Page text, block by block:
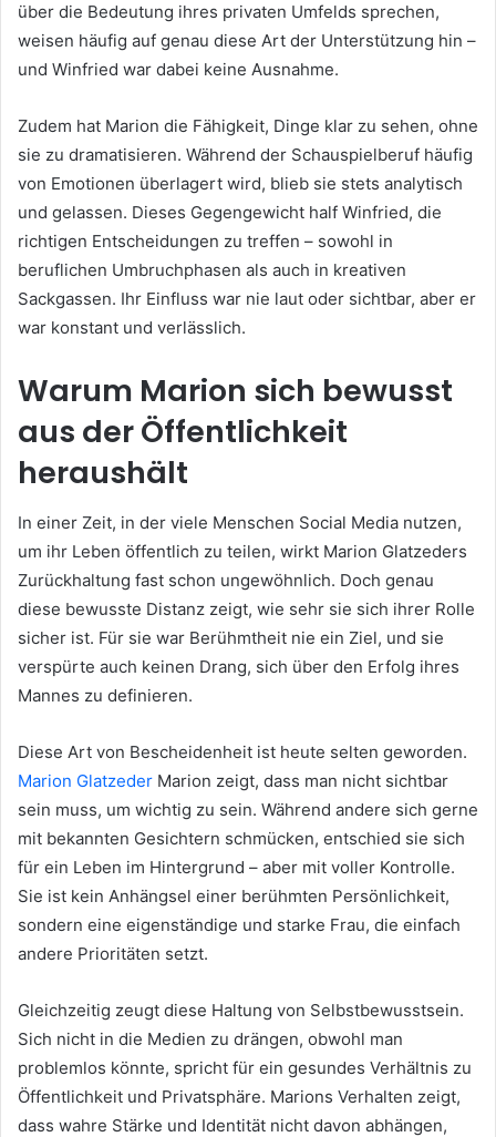
über die Bedeutung ihres privaten Umfelds sprechen,
weisen häufig auf genau diese Art der Unterstützung hin –
und Winfried war dabei keine Ausnahme.
Zudem hat Marion die Fähigkeit, Dinge klar zu sehen, ohne
sie zu dramatisieren. Während der Schauspielberuf häufig
von Emotionen überlagert wird, blieb sie stets analytisch
und gelassen. Dieses Gegengewicht half Winfried, die
richtigen Entscheidungen zu treffen – sowohl in
beruflichen Umbruchphasen als auch in kreativen
Sackgassen. Ihr Einfluss war nie laut oder sichtbar, aber er
war konstant und verlässlich.
Warum Marion sich bewusst
aus der Öffentlichkeit
heraushält
In einer Zeit, in der viele Menschen Social Media nutzen,
um ihr Leben öffentlich zu teilen, wirkt Marion Glatzeders
Zurückhaltung fast schon ungewöhnlich. Doch genau
diese bewusste Distanz zeigt, wie sehr sie sich ihrer Rolle
sicher ist. Für sie war Berühmtheit nie ein Ziel, und sie
verspürte auch keinen Drang, sich über den Erfolg ihres
Mannes zu definieren.
Diese Art von Bescheidenheit ist heute selten geworden.
Marion Glatzeder Marion zeigt, dass man nicht sichtbar
sein muss, um wichtig zu sein. Während andere sich gerne
mit bekannten Gesichtern schmücken, entschied sie sich
für ein Leben im Hintergrund – aber mit voller Kontrolle.
Sie ist kein Anhängsel einer berühmten Persönlichkeit,
sondern eine eigenständige und starke Frau, die einfach
andere Prioritäten setzt.
Gleichzeitig zeugt diese Haltung von Selbstbewusstsein.
Sich nicht in die Medien zu drängen, obwohl man
problemlos könnte, spricht für ein gesundes Verhältnis zu
Öffentlichkeit und Privatsphäre. Marions Verhalten zeigt,
dass wahre Stärke und Identität nicht davon abhängen,